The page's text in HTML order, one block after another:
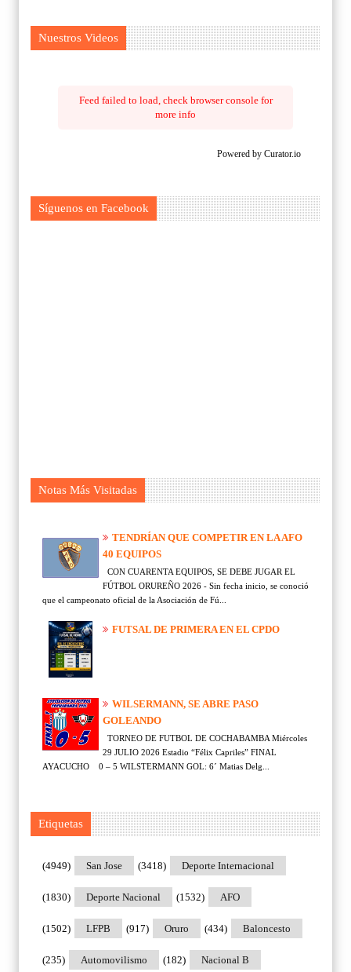
Nuestros Videos
Feed failed to load, check browser console for
more info
Powered by Curator.io
Síguenos en Facebook
Notas Más Visitadas
TENDRÍAN QUE COMPETIR EN LA AFO
40 EQUIPOS
CON CUARENTA EQUIPOS, SE DEBE JUGAR EL
FÚTBOL ORUREÑO 2026 - Sin fecha inicio, se conoció
que el campeonato oficial de la Asociación de Fú...
FUTSAL DE PRIMERA EN EL CPDO
WILSERMANN, SE ABRE PASO
GOLEANDO
TORNEO DE FUTBOL DE COCHABAMBA Miércoles
29 JULIO 2026 Estadio “Félix Capriles” FINAL
AYACUCHO 0 – 5 WILSTERMANN GOL: 6´ Matias Delg...
Etiquetas
San Jose
(4949) Deporte Internacional
(3418)
Deporte Nacional
(1830) AFO
(1532)
LFPB
(1502) Oruro
(917) Baloncesto
(434)
Automovilismo
(235) Nacional B
(182)